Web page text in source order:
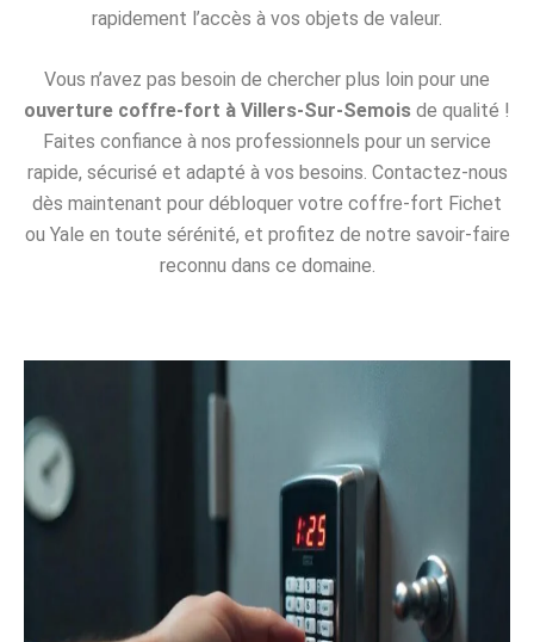
rapidement l’accès à vos objets de valeur.
Vous n’avez pas besoin de chercher plus loin pour une
ouverture coffre-fort à Villers-Sur-Semois de qualité !
Faites confiance à nos professionnels pour un service
rapide, sécurisé et adapté à vos besoins. Contactez-nous
dès maintenant pour débloquer votre coffre-fort Fichet
ou Yale en toute sérénité, et profitez de notre savoir-faire
reconnu dans ce domaine.